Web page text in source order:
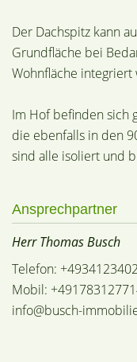
Der Dachspitz kann
Grundfläche bei
Wohnfläche integriert
Im Hof befinden sich
die ebenfalls in den
sind alle isoliert und
Ansprechpartner
Herr Thomas Busch
Telefon:
Mobil:
info@busch-